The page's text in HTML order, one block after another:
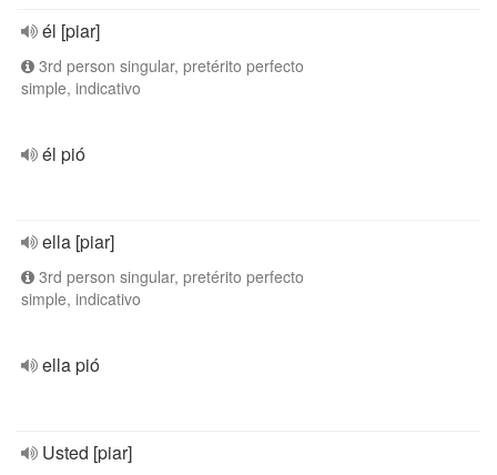
él [piar]
3rd person singular, pretérito perfecto
simple, indicativo
él pió
ella [piar]
3rd person singular, pretérito perfecto
simple, indicativo
ella pió
Usted [piar]